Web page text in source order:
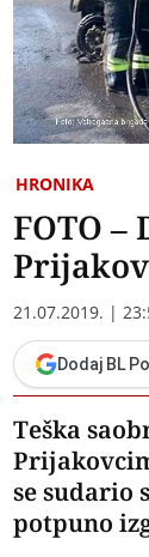
HRONIKA
FOTO –
21.07.2019. |
Dodaj BL
Teška
se sudario
potpuno